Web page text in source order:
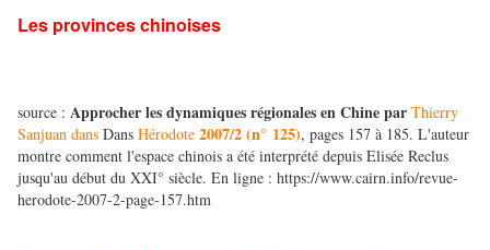
Les provinces chinoises
source : Approcher les dynamiques régionales en Chine par Thierry
Sanjuan dans Dans Hérodote 2007/2 (n° 125), pages 157 à 185. L'auteur
montre comment l'espace chinois a été interprété depuis Elisée Reclus
jusqu'au début du XXI° siècle. En ligne : https://www.cairn.info/revue-
herodote-2007-2-page-157.htm